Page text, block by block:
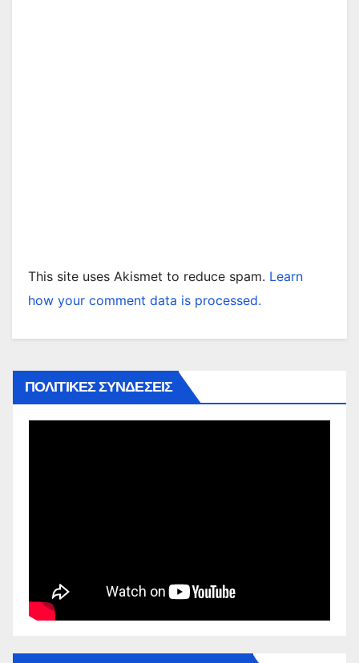
This site uses Akismet to reduce spam. Learn
how your comment data is processed.
ΠΟΛΙΤΙΚΕΣ ΣΥΝΔΕΣΕΙΣ